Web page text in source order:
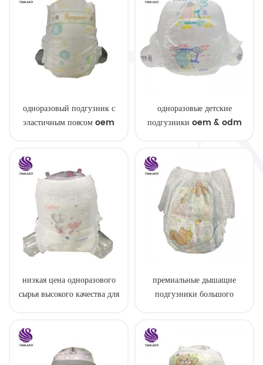
одноразовый подгузник с
эластичным поясом oem
одноразовые детские
подгузники oem & odm
низкая цена одноразового
сырья высокого качества для
премиальные дышащие
подгузники большого